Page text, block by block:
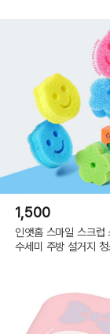
1,500
인앳홈 스마일 스크럽
수세미 주방 설거지 청